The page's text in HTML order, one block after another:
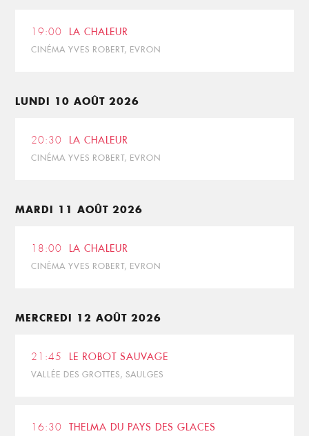
19:00 LA CHALEUR
CINÉMA YVES ROBERT, EVRON
LUNDI 10 AOÛT 2026
20:30 LA CHALEUR
CINÉMA YVES ROBERT, EVRON
MARDI 11 AOÛT 2026
18:00 LA CHALEUR
CINÉMA YVES ROBERT, EVRON
MERCREDI 12 AOÛT 2026
21:45 LE ROBOT SAUVAGE
VALLÉE DES GROTTES, SAULGES
16:30 THELMA DU PAYS DES GLACES